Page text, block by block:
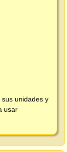
unidades y
usar